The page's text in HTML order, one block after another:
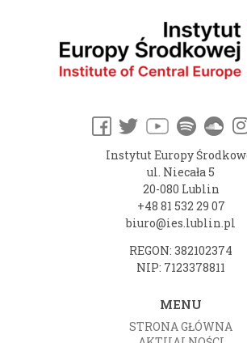
Instytut Europy
ul. Niecała 5
20-080 Lublin
+48 81 532 29 07
biuro@ies.lublin.pl
REGON: 382102374
NIP: 7123378811
MENU
STRONA GŁÓWNA